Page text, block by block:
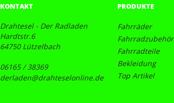
KONTAKT
Drahtesel - Der Radladen
Hardtstr.6
64750 Lützelbach
06165 / 38369
derladen@drahteselonline.de
PRODUKTE
Fahrräder
Fahrradzubehör
Fahrradteile
Bekleidung
Top Artikel